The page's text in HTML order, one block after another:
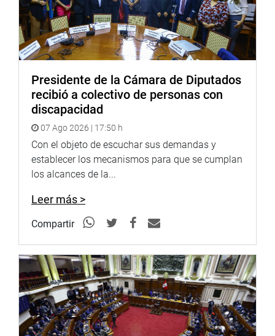
Presidente de la Cámara de Diputados
recibió a colectivo de personas con
discapacidad
07 Ago 2026 | 17:50 h
Con el objeto de escuchar sus demandas y
establecer los mecanismos para que se cumplan
los alcances de la...
Leer más >
Compartir